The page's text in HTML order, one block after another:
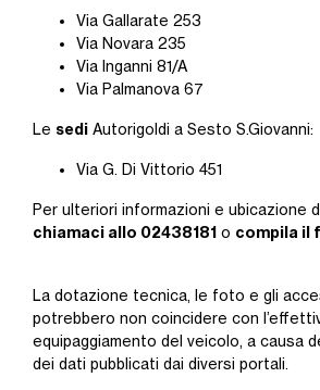
Via Gallarate 253
Via Novara 235
Via Inganni 81/A
Via Palmanova 67
Le sedi Autorigoldi a Sesto S.Giovanni:
Via G. Di Vittorio 451
Per ulteriori informazioni e ubicazione
chiamaci allo 02438181 o compila il
La dotazione tecnica, le foto e gli
potrebbero non coincidere con
equipaggiamento del veicolo, a causa
dei dati pubblicati dai diversi portali.